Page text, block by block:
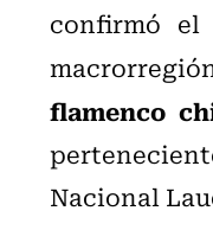
confirmó
flamenco
Nacional